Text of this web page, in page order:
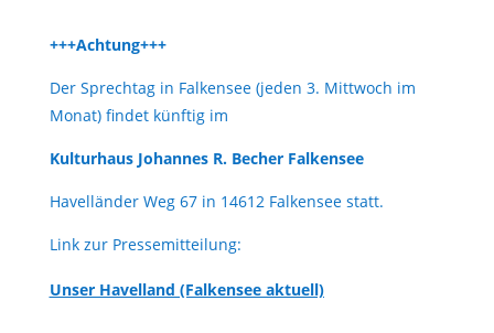
+++Achtung+++
Der Sprechtag in Falkensee (jeden 3. Mittwoch im
Monat) findet künftig im
Kulturhaus Johannes R. Becher Falkensee
Havelländer Weg 67 in 14612 Falkensee statt.
Link zur Pressemitteilung:
Unser Havelland (Falkensee aktuell)andkreis